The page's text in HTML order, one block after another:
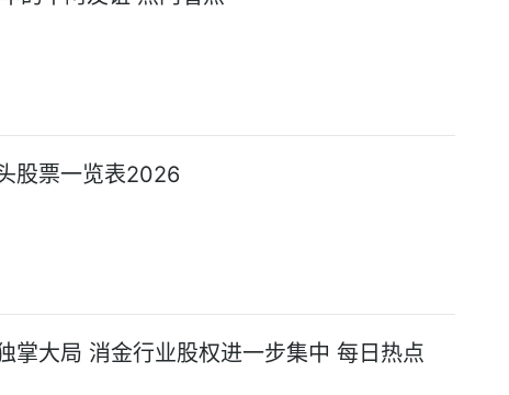
股票一览表2026
掌大局 消金行业股权进一步集中 每日热点